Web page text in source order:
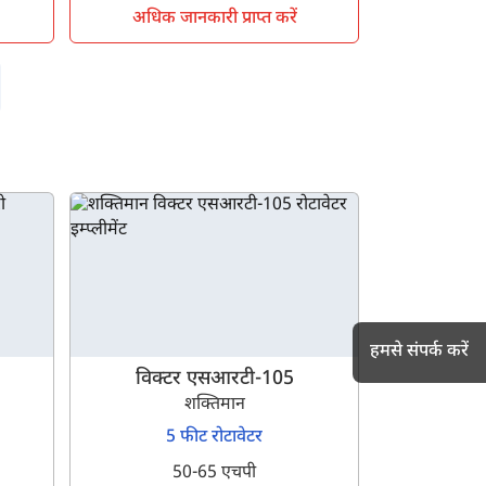
अधिक जानकारी प्राप्त करें
विक्टर एसआरटी-105
शक्तिमान
5 फीट रोटावेटर
50-65 एचपी
हमसे संपर्क करें